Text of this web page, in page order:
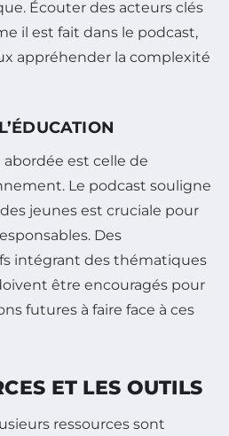
Écouter des acteurs clés
il est fait dans le podcast,
appréhender la complexité
est celle de
Le podcast souligne
jeunes est cruciale pour
Des
intégrant des thématiques
être encouragés pour
futures à faire face à ces
ET LES OUTILS
ressources sont